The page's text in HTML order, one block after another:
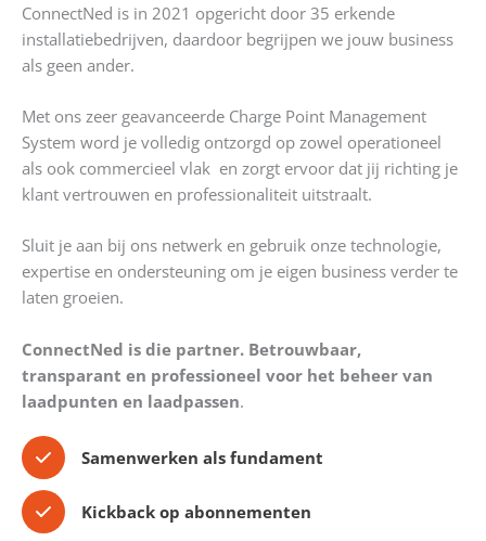
ConnectNed is in 2021 opgericht door 35 erkende
installatiebedrijven, daardoor begrijpen we jouw business
als geen ander.
Met ons zeer geavanceerde Charge Point Management
System word je volledig ontzorgd op zowel operationeel
als ook commercieel vlak en zorgt ervoor dat jij richting je
klant vertrouwen en professionaliteit uitstraalt.
Sluit je aan bij ons netwerk en gebruik onze technologie,
expertise en ondersteuning om je eigen business verder te
laten groeien.
ConnectNed is die partner. Betrouwbaar,
transparant en professioneel voor het beheer van
laadpunten en laadpassen.
Samenwerken als fundament
Kickback op abonnementen